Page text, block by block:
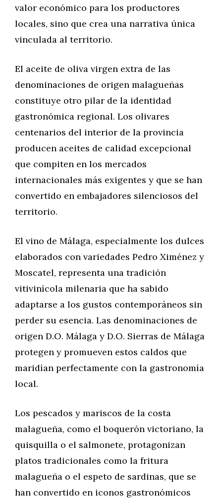
valor económico para los productores
locales, sino que crea una narrativa única
vinculada al territorio.
El aceite de oliva virgen extra de las
denominaciones de origen malagueñas
constituye otro pilar de la identidad
gastronómica regional. Los olivares
centenarios del interior de la provincia
producen aceites de calidad excepcional
que compiten en los mercados
internacionales más exigentes y que se han
convertido en embajadores silenciosos del
territorio.
El vino de Málaga, especialmente los dulces
elaborados con variedades Pedro Ximénez y
Moscatel, representa una tradición
vitivinícola milenaria que ha sabido
adaptarse a los gustos contemporáneos sin
perder su esencia. Las denominaciones de
origen D.O. Málaga y D.O. Sierras de Málaga
protegen y promueven estos caldos que
maridían perfectamente con la gastronomía
local.
Los pescados y mariscos de la costa
malagueña, como el boquerón victoriano, la
quisquilla o el salmonete, protagonizan
platos tradicionales como la fritura
malagueña o el espeto de sardinas, que se
han convertido en iconos gastronómicos